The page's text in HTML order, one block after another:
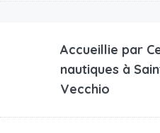
Accueillie par
nautiques à
Vecchio